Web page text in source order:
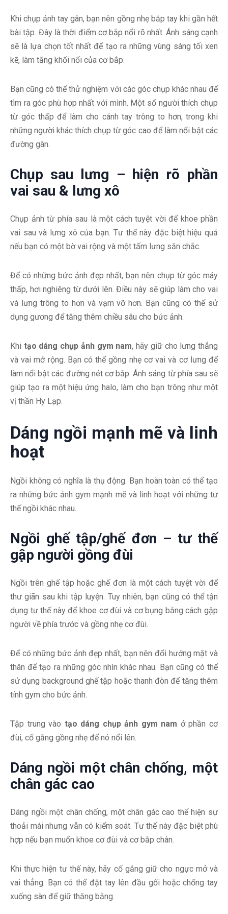
Khi chụp ảnh tay gân, bạn nên gồng nhẹ bắp tay khi gần hết
bài tập. Đây là thời điểm cơ bắp nổi rõ nhất. Ánh sáng cạnh
sẽ là lựa chọn tốt nhất để tạo ra những vùng sáng tối xen
kẽ, làm tăng khối nổi của cơ bắp.
Bạn cũng có thể thử nghiệm với các góc chụp khác nhau để
tìm ra góc phù hợp nhất với mình. Một số người thích chụp
từ góc thấp để làm cho cánh tay trông to hơn, trong khi
những người khác thích chụp từ góc cao để làm nổi bật các
đường gân.
Chụp sau lưng – hiện rõ phần
vai sau & lưng xô
Chụp ảnh từ phía sau là một cách tuyệt vời để khoe phần
vai sau và lưng xô của bạn. Tư thế này đặc biệt hiệu quả
nếu bạn có một bờ vai rộng và một tấm lưng săn chắc.
Để có những bức ảnh đẹp nhất, bạn nên chụp từ góc máy
thấp, hơi nghiêng từ dưới lên. Điều này sẽ giúp làm cho vai
và lưng trông to hơn và vạm vỡ hơn. Bạn cũng có thể sử
dụng gương để tăng thêm chiều sâu cho bức ảnh.
Khi tạo dáng chụp ảnh gym nam, hãy giữ cho lưng thẳng
và vai mở rộng. Bạn có thể gồng nhẹ cơ vai và cơ lưng để
làm nổi bật các đường nét cơ bắp. Ánh sáng từ phía sau sẽ
giúp tạo ra một hiệu ứng halo, làm cho bạn trông như một
vị thần Hy Lạp.
Dáng ngồi mạnh mẽ và linh
hoạt
Ngồi không có nghĩa là thụ động. Bạn hoàn toàn có thể tạo
ra những bức ảnh gym mạnh mẽ và linh hoạt với những tư
thế ngồi khác nhau.
Ngồi ghế tập/ghế đơn – tư thế
gập người gồng đùi
Ngồi trên ghế tập hoặc ghế đơn là một cách tuyệt vời để
thư giãn sau khi tập luyện. Tuy nhiên, bạn cũng có thể tận
dụng tư thế này để khoe cơ đùi và cơ bụng bằng cách gập
người về phía trước và gồng nhẹ cơ đùi.
Để có những bức ảnh đẹp nhất, bạn nên đổi hướng mặt và
thân để tạo ra những góc nhìn khác nhau. Bạn cũng có thể
sử dụng background ghế tập hoặc thanh đòn để tăng thêm
tính gym cho bức ảnh.
Tập trung vào tạo dáng chụp ảnh gym nam ở phần cơ
đùi, cố gắng gồng nhẹ để nó nổi lên.
Dáng ngồi một chân chống, một
chân gác cao
Dáng ngồi một chân chống, một chân gác cao thể hiện sự
thoải mái nhưng vẫn có kiểm soát. Tư thế này đặc biệt phù
hợp nếu bạn muốn khoe cơ đùi và cơ bắp chân.
Khi thực hiện tư thế này, hãy cố gắng giữ cho ngực mở và
vai thẳng. Bạn có thể đặt tay lên đầu gối hoặc chống tay
xuống sàn để giữ thăng bằng.